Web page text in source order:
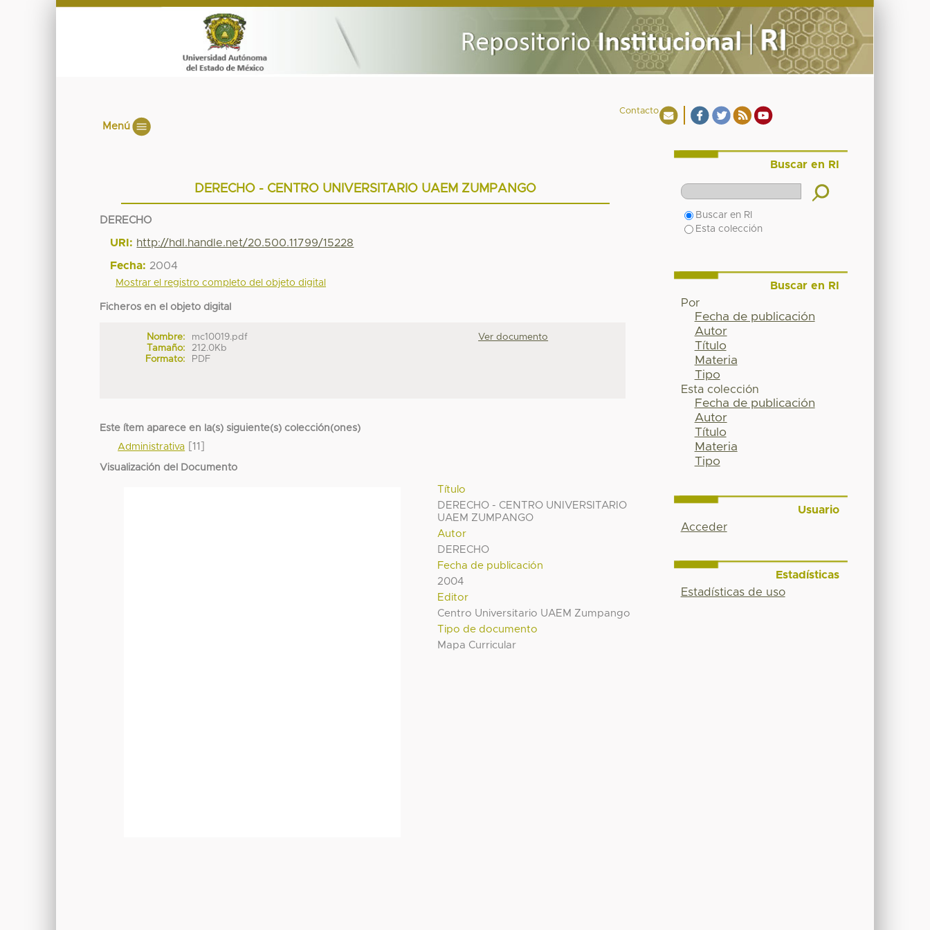
Contacto
Menú
DERECHO - CENTRO UNIVERSITARIO UAEM ZUMPANGO
DERECHO
URI: http://hdl.handle.net/20.500.11799/15228
Fecha: 2004
Mostrar el registro completo del objeto digital
Ficheros en el objeto digital
Nombre:
mc10019.pdf
Tamaño:
212.0Kb
Formato:
PDF
Ver documento
Este ítem aparece en la(s) siguiente(s) colección(ones)
Administrativa [11]
Visualización del Documento
Título
DERECHO - CENTRO UNIVERSITARIO
UAEM ZUMPANGO
Autor
DERECHO
Fecha de publicación
2004
Editor
Centro Universitario UAEM Zumpango
Tipo de documento
Mapa Curricular
Buscar en RI
Buscar en RI
Esta colección
Buscar en RI
Por
Fecha de publicación
Autor
Título
Materia
Tipo
Esta colección
Fecha de publicación
Autor
Título
Materia
Tipo
Usuario
Acceder
Estadísticas
Estadísticas de uso